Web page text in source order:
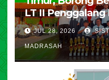
LT II Penggalang
JUL 28, 2026
MADRASAH